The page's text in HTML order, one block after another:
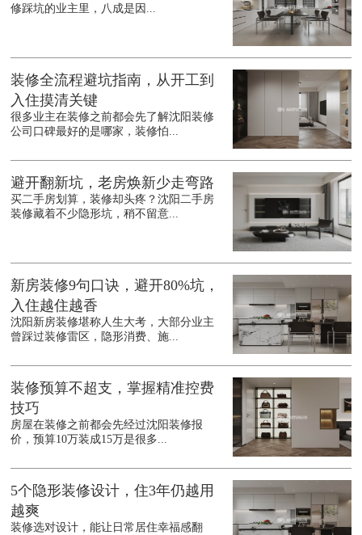
修踩坑的业主里，八成是因...
装修全流程避坑指南，从开工到
入住摸清关键
很多业主在装修之前都会先了解沈阳装修
公司口碑最好的是哪家，装修怕...
避开翻新坑，老房焕新少走弯路
买二手房划算，装修却头疼？沈阳二手房
装修藏着不少隐形坑，稍不留意...
新房装修9句口诀，避开80%坑，
入住越住越香
沈阳新房装修堪称人生大考，大部分业主
曾踩过装修雷区，隐形消费、施...
装修预算不超支，掌握精准控费
技巧
房屋在装修之前都会先经过沈阳装修报
价，预算10万装成15万是很多...
5个隐形装修设计，住3年仍越用
越爽
装修选对设计，能让日常居住幸福感翻